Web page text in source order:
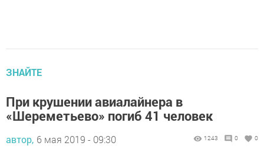
ЗНАЙТЕ
При крушении авиалайнера в
«Шереметьево» погиб 41 человек
автор, 6 мая 2019 - 09:30 1243 0 0